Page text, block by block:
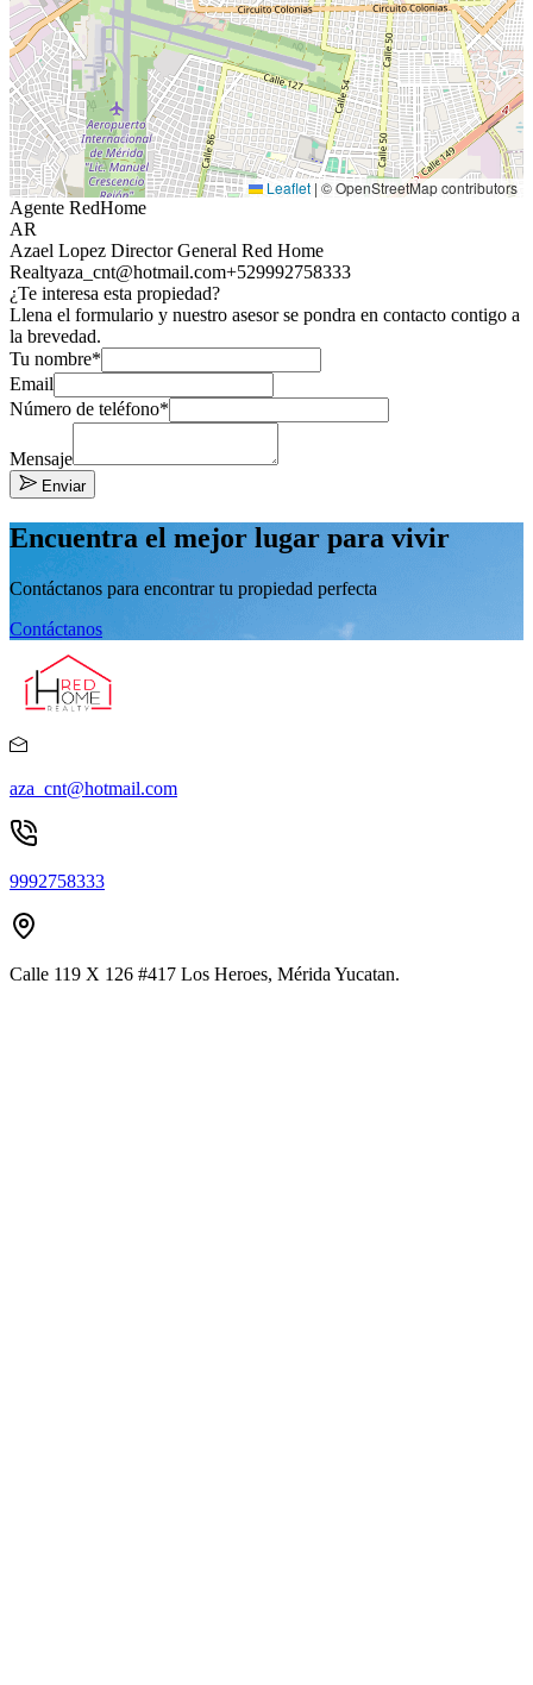
Leaflet | © OpenStreetMap contributors
Agente RedHome
AR
Azael Lopez Director General Red Home
Realtyaza_cnt@hotmail.com+529992758333
¿Te interesa esta propiedad?
Llena el formulario y nuestro asesor se pondra en contacto contigo a
la brevedad.
Tu nombre*
Email
Número de teléfono*
Mensaje
Enviar
Encuentra el mejor lugar para vivir
Contáctanos para encontrar tu propiedad perfecta
Contáctanos
aza_cnt@hotmail.com
9992758333
Calle 119 X 126 #417 Los Heroes, Mérida Yucatan.